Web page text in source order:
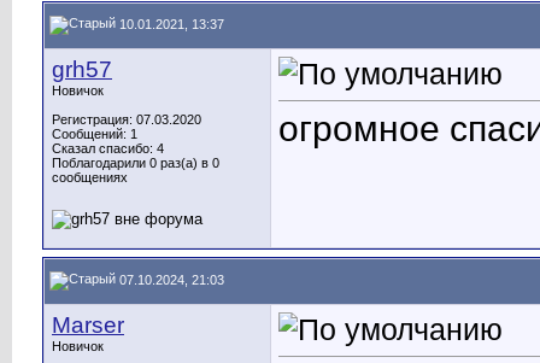
10.01.2021, 13:37
grh57
Новичок
Регистрация: 07.03.2020
Сообщений: 1
Сказал спасибо: 4
Поблагодарили 0 раз(а) в 0
сообщениях
огромное
07.10.2024, 21:03
Marser
Новичок